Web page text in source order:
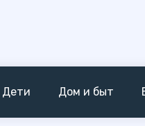
Дети Дом и быт